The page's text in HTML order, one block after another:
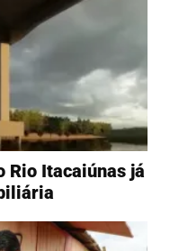
Rio Itacaiúnas já